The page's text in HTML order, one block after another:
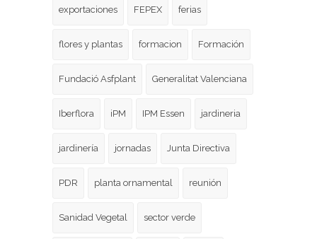
exportaciones FEPEX ferias
flores y plantas formacion Formación
Fundació Asfplant Generalitat Valenciana
Iberflora iPM IPM Essen jardineria
jardinería jornadas Junta Directiva
PDR planta ornamental reunión
Sanidad Vegetal sector verde